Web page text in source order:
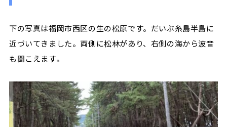
下の写真は福岡市西区の生の松原です。だいぶ糸島半島に
近づいてきました。両側に松林があり、右側の海から波音
も聞こえます。